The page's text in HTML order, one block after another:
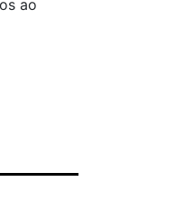
ao